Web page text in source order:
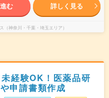
む 詳しく見る
（神奈川・千葉・埼玉エリア）
経験OK！医薬品研
申請書類作成